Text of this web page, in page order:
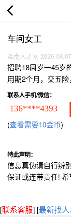
车间女工
滦南人才网 2026.08.07
招聘18周岁一45岁
用期2个月，交五
联系人手机/微信：
136****4393
(查看需要10金币)
特此声明：
信息真伪请自行辨
保证或连带责任! 希
[联系客服] [最新找